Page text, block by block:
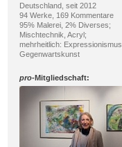
Deutschland, seit 2012
94 Werke, 169 Kommentare
95% Malerei, 2% Diverses;
Mischtechnik, Acryl;
mehrheitlich: Expressionismus,
Gegenwartskunst
pro-Mitgliedschaft: